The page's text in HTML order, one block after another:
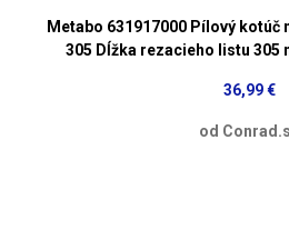
Metabo 631917000 Pílový kotúč
305 Dĺžka rezacieho listu 305
36,99 €
od